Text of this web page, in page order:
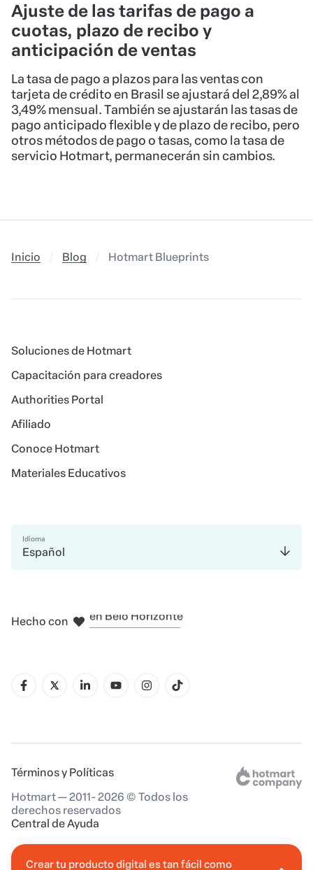
Ajuste de las tarifas de pago a
cuotas, plazo de recibo y
anticipación de ventas
La tasa de pago a plazos para las ventas con
tarjeta de crédito en Brasil se ajustará del 2,89% al
3,49% mensual. También se ajustarán las tasas de
pago anticipado flexible y de plazo de recibo, pero
otros métodos de pago o tasas, como la tasa de
servicio Hotmart, permanecerán sin cambios.
Inicio Blog Hotmart Blueprints
Soluciones de Hotmart
Capacitación para creadores
Authorities Portal
Afiliado
Conoce Hotmart
Materiales Educativos
Idioma
Español
Hecho con en Belo Horizonte
Términos y Políticas
Hotmart — 2011- 2026 © Todos los
derechos reservados
Central de Ayuda
Crear tu producto digital es tan fácil como